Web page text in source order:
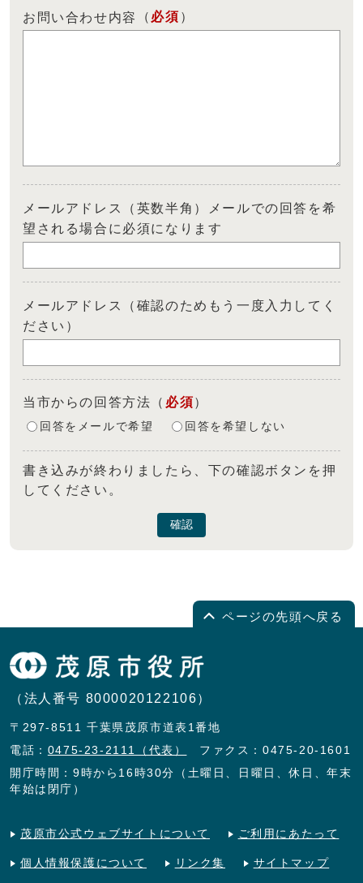
お問い合わせ内容 （ 必須 ）
メールアドレス（英数半角）メールでの回答を希
望される場合に必須になります
メールアドレス（確認のためもう一度入力してく
ださい）
当市からの回答方法 （ 必須）
回答をメールで希望 回答を希望しない
書き込みが終わりましたら、下の確認ボタンを押
してください。
確認
ページの先頭へ戻る
（法人番号 8000020122106）
〒297-8511 千葉県茂原市道表1番地
電話： 0475-23-2111（代表）
ファクス：0475-20-1601
開庁時間：9時から16時30分（土曜日、日曜日、休日、年末
年始は閉庁）
茂原市公式ウェブサイトについて ご利用にあたって
個人情報保護について リンク集 サイトマップ